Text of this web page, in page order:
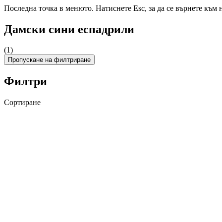
Последна точка в менюто. Натиснете Esc, за да се върнете към
Дамски сини еспадрили
(1)
Пропускане на филтриране
Филтри
Сортиране